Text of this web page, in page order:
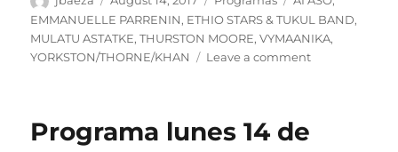
on
EMMANUELLE PARRENIN, ETHIO STARS & TUKUL BAND,
MULATU ASTATKE,THURSTON MOORE,VYMAANIKA,
YORKSTON/THORNE/KHAN
Leave a commenton
Programa lunes 14 de